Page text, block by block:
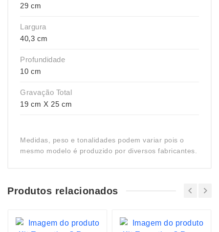
29 cm
Largura
40,3 cm
Profundidade
10 cm
Gravação Total
19 cm X 25 cm
Medidas, peso e tonalidades podem variar pois o
mesmo modelo é produzido por diversos fabricantes.
Produtos relacionados